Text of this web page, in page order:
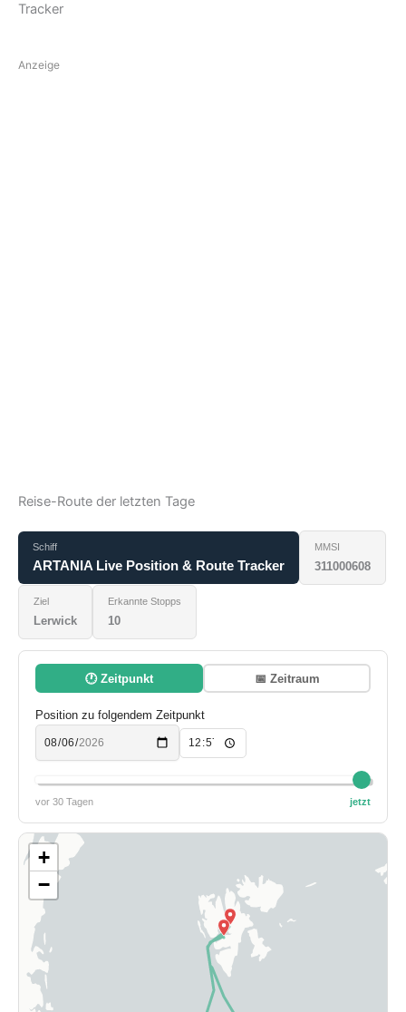
Tracker
Anzeige
Reise-Route der letzten Tage
Schiff
ARTANIA Live Position & Route Tracker
MMSI
311000608
Ziel
Lerwick
Erkannte Stopps
10
🕐 Zeitpunkt 📅 Zeitraum
Position zu folgendem Zeitpunkt
vor 30 Tagen jetzt
+
−